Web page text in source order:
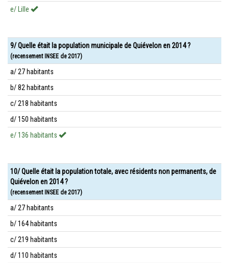
e/ Lille
9/ Quelle était la population municipale de Quiévelon en 2014 ?
(recensement INSEE de 2017)
a/ 27 habitants
b/ 82 habitants
c/ 218 habitants
d/ 150 habitants
e/ 136 habitants
10/ Quelle était la population totale, avec résidents non permanents, de
Quiévelon en 2014 ?
(recensement INSEE de 2017)
a/ 27 habitants
b/ 164 habitants
c/ 219 habitants
d/ 110 habitants